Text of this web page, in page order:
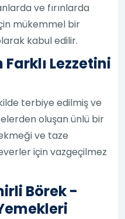
ve fırınlarda
mükemmel bir
kabul edilir.
Lezzetini
terbiye edilmiş ve
oluşan ünlü bir
ve taze
için vazgeçilmez
Börek -